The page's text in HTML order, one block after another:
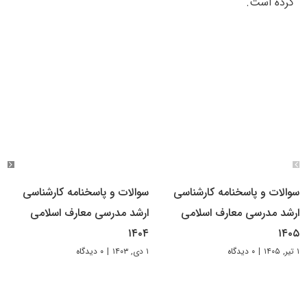
سوالات و پاسخنامه کارشناسی
ارشد مدرسی معارف اسلامی
۱۴۰۵
۱ تیر, ۱۴۰۵ | ۰ دیدگاه
سوالات و پاسخنامه کارشناسی
ارشد مدرسی معارف اسلامی
۱۴۰۴
۱ دی, ۱۴۰۳ | ۰ دیدگاه